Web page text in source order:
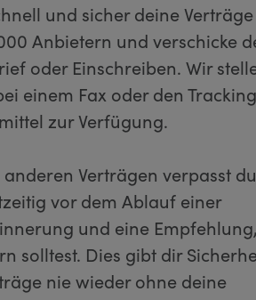
und sicher deine
Anbietern und verschicke
oder Einschreiben. Wir
einem Fax oder den
zur Verfügung.
Verträgen verpasst
vor dem Ablauf einer
und eine
solltest. Dies gibt dir
nie wieder ohne deine